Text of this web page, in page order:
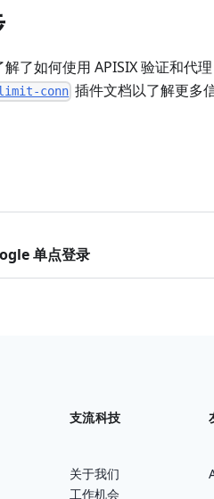
解了如何使用 APISIX 验证和代
conn 插件文档以了解更多信
单点登录
支流科技
关于我们
工作机会